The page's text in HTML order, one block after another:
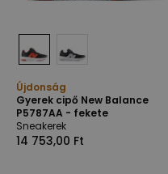
Újdonság
Gyerek cipő New Balance
P5787AA - fekete
Sneakerek
14 753,00 Ft